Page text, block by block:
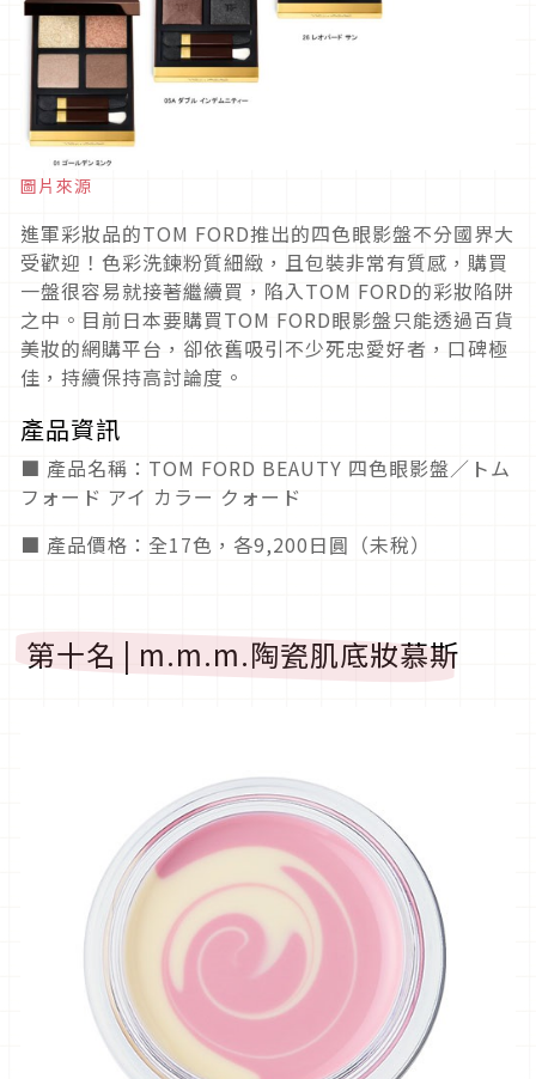
圖片來源
進軍彩妝品的TOM FORD推出的四色眼影盤不分國界大
受歡迎！色彩洗鍊粉質細緻，且包裝非常有質感，購買
一盤很容易就接著繼續買，陷入TOM FORD的彩妝陷阱
之中。目前日本要購買TOM FORD眼影盤只能透過百貨
美妝的網購平台，卻依舊吸引不少死忠愛好者，口碑極
佳，持續保持高討論度。
產品資訊
■ 產品名稱：TOM FORD BEAUTY 四色眼影盤／トム
フォード アイ カラー クォード
■ 產品價格：全17色，各9,200日圓（未稅）
第十名 | m.m.m.陶瓷肌底妝慕斯